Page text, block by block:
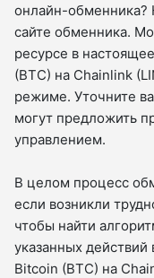
онлайн-обменника?
сайте обменника.
ресурсе в
(BTC) на Chainlink
режиме. Уточните
могут предложить
управлением.
В целом процесс
если возникли
чтобы найти
указанных
Bitcoin (BTC) на